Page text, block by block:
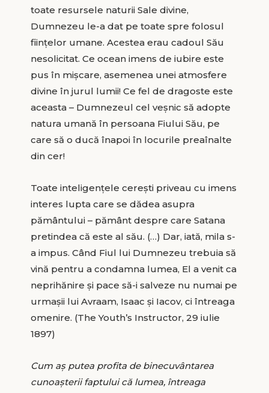
toate resursele naturii Sale divine,
Dumnezeu le-a dat pe toate spre folosul
ființelor umane. Acestea erau cadoul Său
nesolicitat. Ce ocean imens de iubire este
pus în mișcare, asemenea unei atmosfere
divine în jurul lumii! Ce fel de dragoste este
aceasta – Dumnezeul cel veșnic să adopte
natura umană în persoana Fiului Său, pe
care să o ducă înapoi în locurile preaînalte
din cer!
Toate inteligențele cerești priveau cu imens
interes lupta care se dădea asupra
pământului – pământ despre care Satana
pretindea că este al său. (…) Dar, iată, mila s-
a impus. Când Fiul lui Dumnezeu trebuia să
vină pentru a condamna lumea, El a venit ca
neprihănire și pace să-i salveze nu numai pe
urmașii lui Avraam, Isaac și Iacov, ci întreaga
omenire. (The Youth’s Instructor, 29 iulie
1897)
Cum aș putea profita de binecuvântarea
cunoașterii faptului că lumea, întreaga